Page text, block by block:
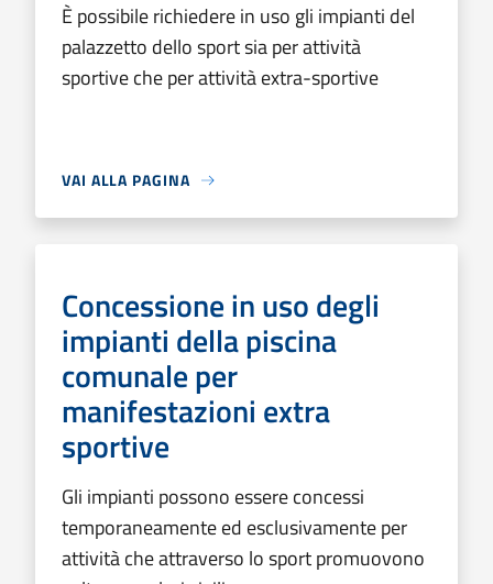
È possibile richiedere in uso gli impianti del
palazzetto dello sport sia per attività
sportive che per attività extra-sportive
VAI ALLA PAGINA
Concessione in uso degli
impianti della piscina
comunale per
manifestazioni extra
sportive
Gli impianti possono essere concessi
temporaneamente ed esclusivamente per
attività che attraverso lo sport promuovono